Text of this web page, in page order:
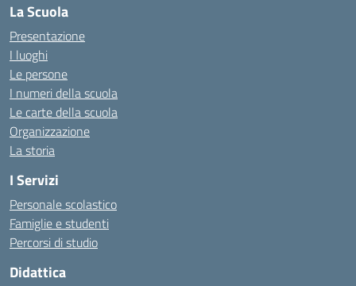
La Scuola
Presentazione
I luoghi
Le persone
I numeri della scuola
Le carte della scuola
Organizzazione
La storia
I Servizi
Personale scolastico
Famiglie e studenti
Percorsi di studio
Didattica